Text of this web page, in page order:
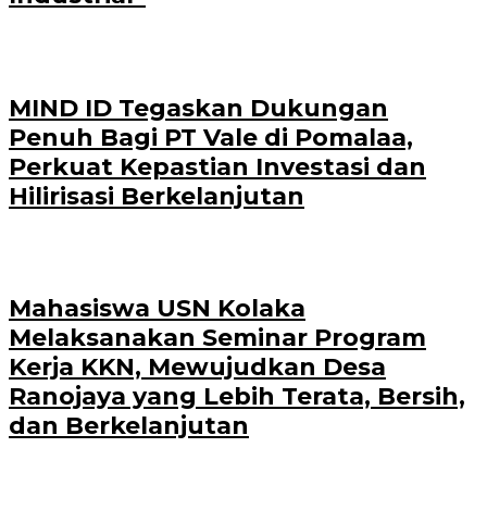
MIND ID Tegaskan Dukungan
Penuh Bagi PT Vale di Pomalaa,
Perkuat Kepastian Investasi dan
Hilirisasi Berkelanjutan
Mahasiswa USN Kolaka
Melaksanakan Seminar Program
Kerja KKN, Mewujudkan Desa
Ranojaya yang Lebih Terata, Bersih,
dan Berkelanjutan